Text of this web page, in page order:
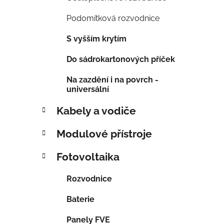
Podomítková rozvodnice
S vyšším krytím
Do sádrokartonových příček
Na zazdění i na povrch -
universální
Kabely a vodiče
Modulové přístroje
Fotovoltaika
Rozvodnice
Baterie
Panely FVE